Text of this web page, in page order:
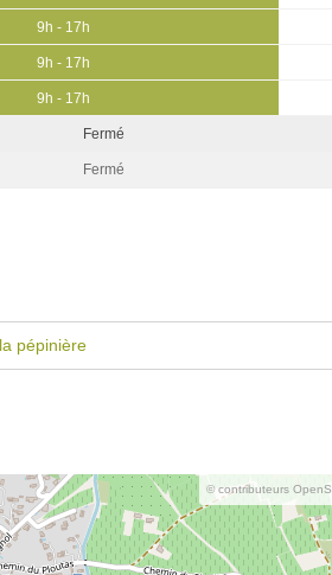
9h - 17h
9h - 17h
9h - 17h
Fermé
Fermé
pépinière
© contributeurs